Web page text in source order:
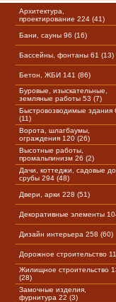
Архитектура,
проектирование 224 (41)
Бани, сауны 96 (16)
Бассейны, фонтаны 61 (13)
Бетон, ЖБИ 141 (86)
Буровые, изыскательные,
земляные работы 53 (7)
Быстровозводимые здания
(11)
Ворота, шлагбаумы,
ограждения 120 (26)
Высотные работы,
промальпинизм 26 (2)
Дачи, коттеджи, садовые
срубы 294 (48)
Двери, арки 228 (51)
Декоративные элементы
Дизайн интерьера 258 (60)
Дорожное строительство
Жилищное строительство
(28)
Замочные изделия,
фурнитура 22 (3)